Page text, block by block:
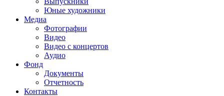
Юные художники
Медиа
Фотографии
Видео
Видео с концертов
Аудио
Фонд
Документы
Отчетность
Контакты